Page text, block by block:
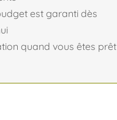
est garanti dès
quand vous êtes prêt